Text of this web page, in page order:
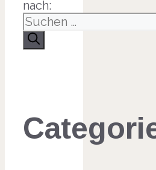
nach: